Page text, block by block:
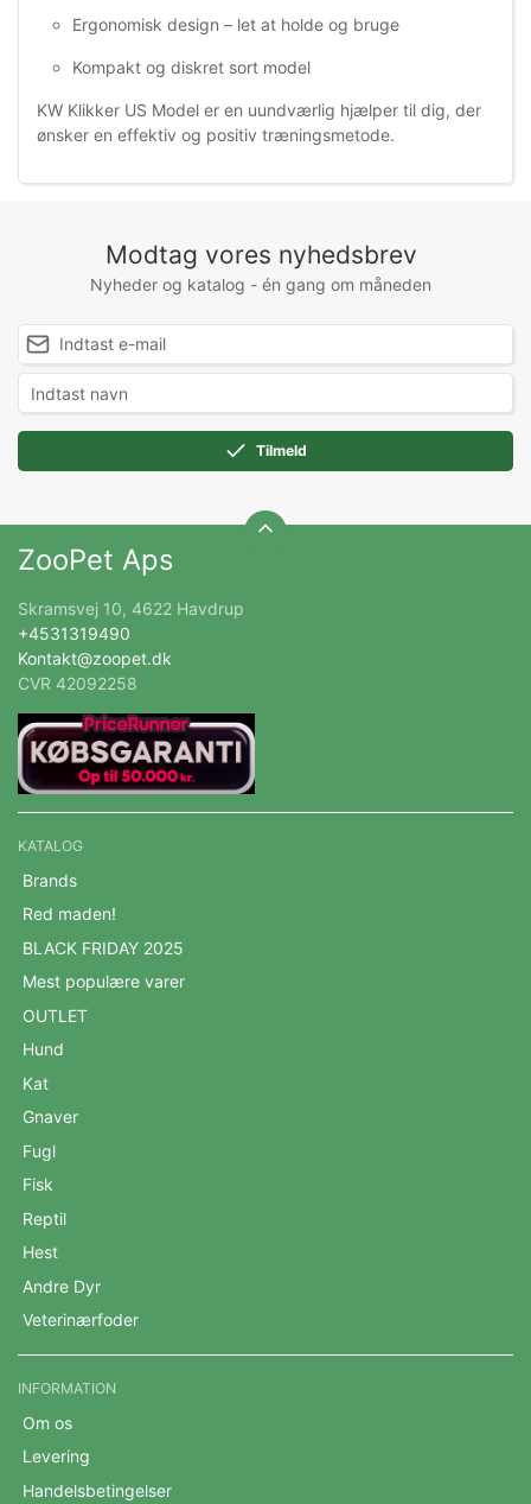
Ergonomisk design – let at holde og bruge
Kompakt og diskret sort model
KW Klikker US Model er en uundværlig hjælper til dig, der
ønsker en effektiv og positiv træningsmetode.
Modtag vores nyhedsbrev
Nyheder og katalog - én gang om måneden
Tilmeld
ZooPet Aps
Skramsvej 10, 4622 Havdrup
+4531319490
Kontakt@zoopet.dk
CVR 42092258
KATALOG
Brands
Red maden!
BLACK FRIDAY 2025
Mest populære varer
OUTLET
Hund
Kat
Gnaver
Fugl
Fisk
Reptil
Hest
Andre Dyr
Veterinærfoder
INFORMATION
Om os
Levering
Handelsbetingelser